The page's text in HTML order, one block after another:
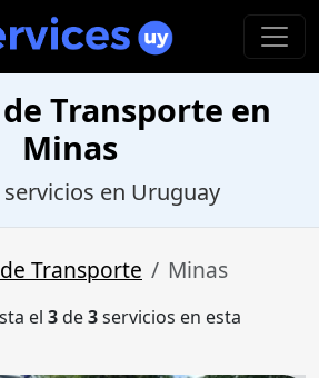
Transporte en
Minas
servicios en Uruguay
Transporte Minas
el 3de3servicios en esta